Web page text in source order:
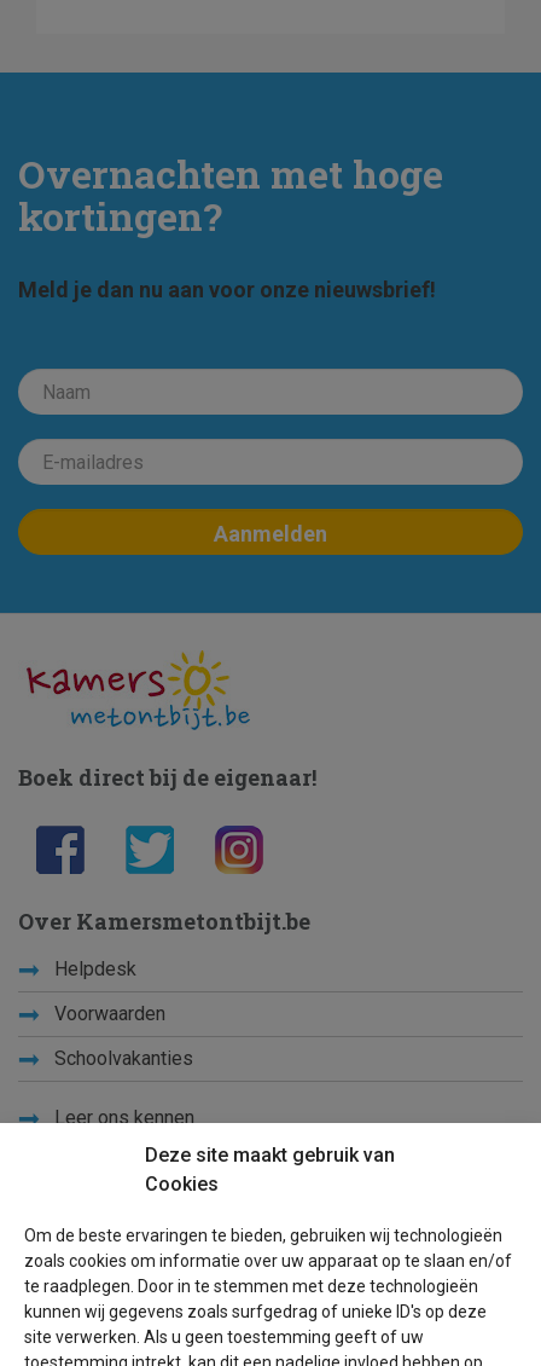
Overnachten met hoge
kortingen?
Meld je dan nu aan voor onze nieuwsbrief!
Deze site maakt gebruik van
Cookies
Om de beste ervaringen te bieden, gebruiken wij technologieën
zoals cookies om informatie over uw apparaat op te slaan en/of
te raadplegen. Door in te stemmen met deze technologieën
kunnen wij gegevens zoals surfgedrag of unieke ID's op deze
site verwerken. Als u geen toestemming geeft of uw
Boek direct bij de eigenaar!
Over Kamersmetontbijt.be
Helpdesk
Voorwaarden
Schoolvakanties
Leer ons kennen
Sitemap
Blog
Voor eigenaren